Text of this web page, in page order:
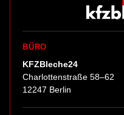
BÜRO
KFZBleche24
Charlottenstraße 58–62
12247 Berlin